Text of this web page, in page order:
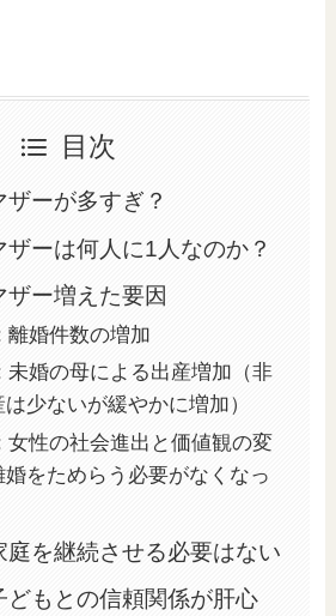
目次
ザーが多すぎ？
ザーは何人に1人なのか？
ザー増えた要因
離婚件数の増加
未婚の母による出産増加（非
少ないが緩やかに増加）
女性の社会進出と価値観の変
婚をためらう必要がなくなっ
庭を継続させる必要はない
どもとの信頼関係が肝心